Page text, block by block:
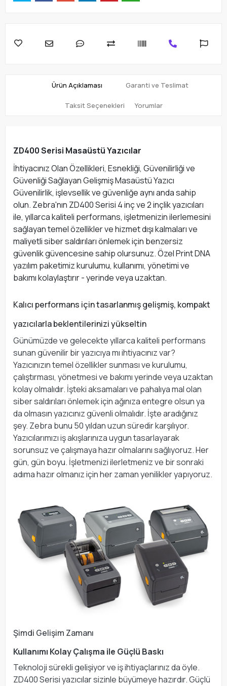
Ürün Açıklaması Garanti ve Teslimat
Taksit Seçenekleri Yorumlar
ZD400 Serisi Masaüstü Yazıcılar
İhtiyacınız Olan Özellikleri, Esnekliği, Güvenilirliği ve
Güvenliği Sağlayan Gelişmiş Masaüstü Yazıcı
Güvenilirlik, işlevsellik ve güvenliğe aynı anda sahip
olun. Zebra'nın ZD400 Serisi 4 inç ve 2 inçlik yazıcıları
ile, yıllarca kaliteli performans, işletmenizin ilerlemesini
sağlayan temel özellikler ve hizmet dışı kalmaları ve
maliyetli siber saldırıları önlemek için benzersiz
güvenlik güvencesine sahip olursunuz. Özel Print DNA
yazılım paketimiz kurulumu, kullanımı, yönetimi ve
bakımı kolaylaştırır - yerinde veya uzaktan.
Kalıcı performans için tasarlanmış gelişmiş, kompakt
yazıcılarla beklentilerinizi yükseltin
Günümüzde ve gelecekte yıllarca kaliteli performans
sunan güvenilir bir yazıcıya mı ihtiyacınız var?
Yazıcınızın temel özellikler sunması ve kurulumu,
çalıştırması, yönetmesi ve bakımı yerinde veya uzaktan
kolay olmalıdır. İşteki aksamaları ve pahalıya mal olan
siber saldırıları önlemek için ağınıza entegre olsun ya
da olmasın yazıcınız güvenli olmalıdır. İşte aradığınız
şey. Zebra bunu 50 yıldan uzun süredir karşılıyor.
Yazıcılarımızı iş akışlarınıza uygun tasarlayarak
sorunsuz ve çalışmaya hazır olmalarını sağlıyoruz. Her
gün, gün boyu. İşletmenizi ilerletmeniz ve bir sonraki
adıma hazır olmanız için her zaman yenilikler yapıyoruz.
Şimdi Gelişim Zamanı
Kullanımı Kolay Çalışma ile Güçlü Baskı
Teknoloji sürekli gelişiyor ve iş ihtiyaçlarınız da öyle.
ZD400 Serisi yazıcılar sizinle büyümeye hazırdır. Güçlü